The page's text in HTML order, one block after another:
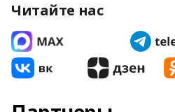
Читайте нас